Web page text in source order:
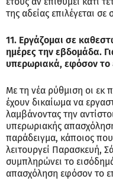
της αδείας επιλέγεται
11. Εργάζομαι σε
ημέρες την εβδομάδα.
υπερωριακά, εφόσον το
Με τη νέα ρύθμιση οι εκ
έχουν δικαίωμα να
λαμβάνοντας την
υπερωριακής
παράδειγμα, κάποιος
λειτουργεί Παρασκευή,
συμπληρώνει το
απασχόληση εφόσον το